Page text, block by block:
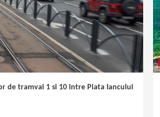
de tramvai 1 si 10 intre Piata Iancului